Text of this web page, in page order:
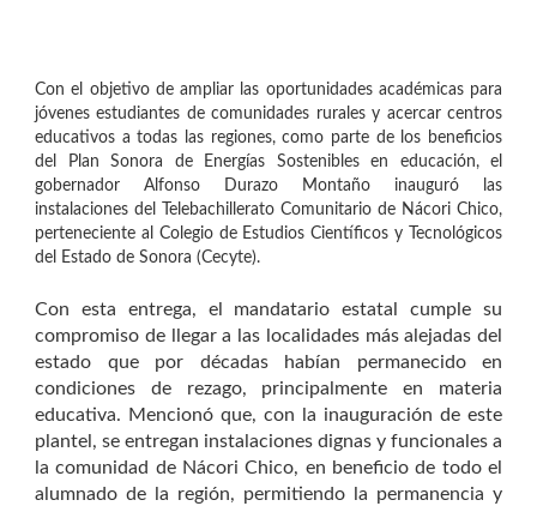
Con el objetivo de ampliar las oportunidades académicas para
jóvenes estudiantes de comunidades rurales y acercar centros
educativos a todas las regiones, como parte de los beneficios
del Plan Sonora de Energías Sostenibles en educación, el
gobernador Alfonso Durazo Montaño inauguró las
instalaciones del Telebachillerato Comunitario de Nácori Chico,
perteneciente al Colegio de Estudios Científicos y Tecnológicos
del Estado de Sonora (Cecyte).
Con esta entrega, el mandatario estatal cumple su
compromiso de llegar a las localidades más alejadas del
estado que por décadas habían permanecido en
condiciones de rezago, principalmente en materia
educativa. Mencionó que, con la inauguración de este
plantel, se entregan instalaciones dignas y funcionales a
la comunidad de Nácori Chico, en beneficio de todo el
alumnado de la región, permitiendo la permanencia y